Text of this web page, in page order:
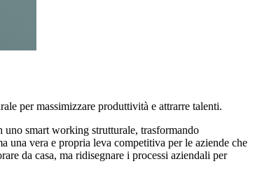
per massimizzare produttività e attrarre talenti.
uno smart working strutturale, trasformando
una vera e propria leva competitiva per le aziende che
da casa, ma ridisegnare i processi aziendali per